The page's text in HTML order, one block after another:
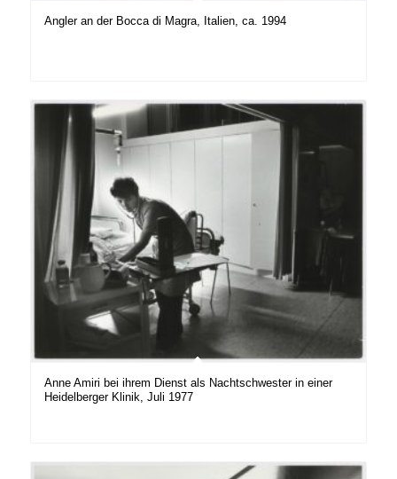
Angler an der Bocca di Magra, Italien, ca. 1994
Anne Amiri bei ihrem Dienst als Nachtschwester in einer
Heidelberger Klinik, Juli 1977